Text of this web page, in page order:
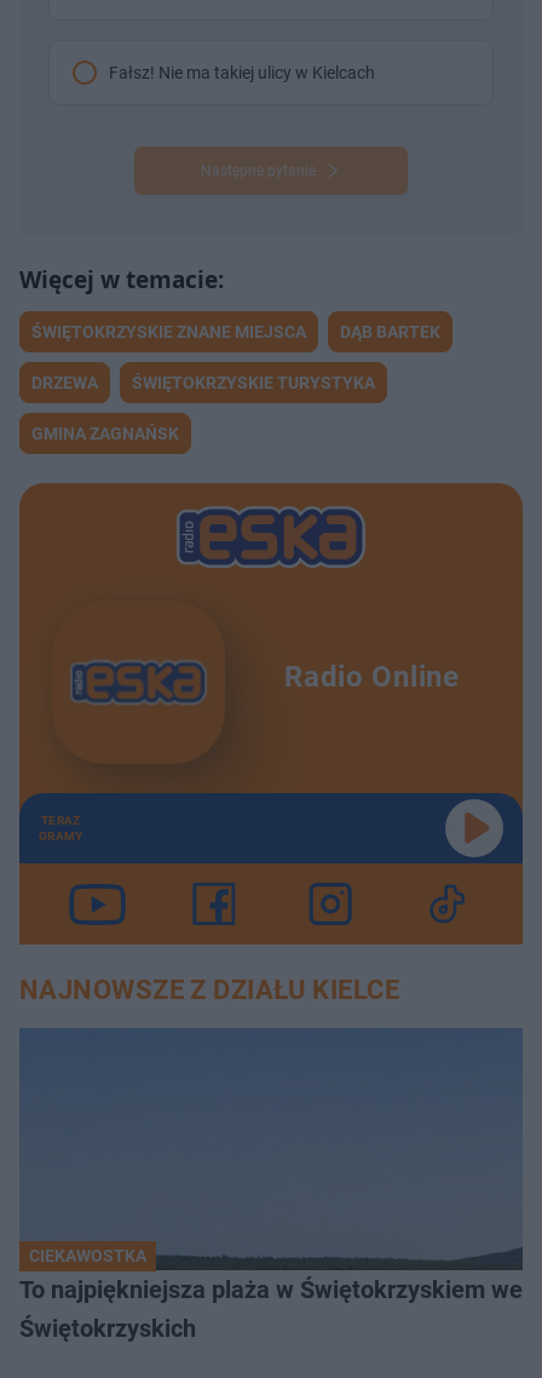
Fałsz! Nie ma takiej ulicy w Kielcach
Następne pytanie
ŚWIĘTOKRZYSKIE ZNANE MIEJSCA DĄB BARTEK
DRZEWA ŚWIĘTOKRZYSKIE TURYSTYKA
GMINA ZAGNAŃSK
Radio Online
TERAZ
GRAMY
NAJNOWSZE Z DZIAŁU KIELCE
CIEKAWOSTKA
To najpiękniejsza plaża w Świętokrzyskiem
Świętokrzyskich